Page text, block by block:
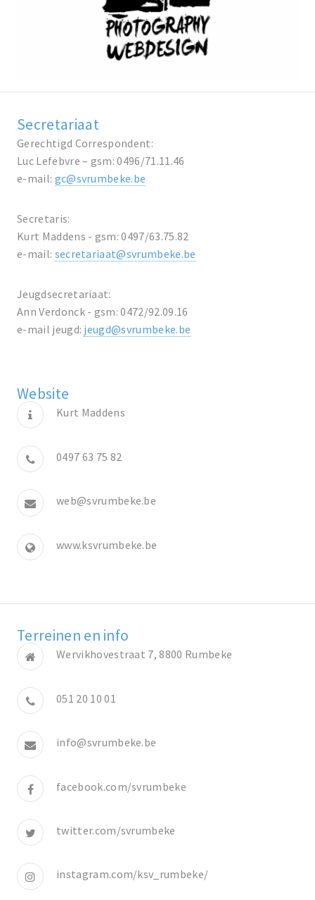
Secretariaat
Gerechtigd Correspondent:
Luc Lefebvre – gsm: 0496/71.11.46
e-mail: gc@svrumbeke.be
Secretaris:
Kurt Maddens - gsm: 0497/63.75.82
e-mail: secretariaat@svrumbeke.be
Jeugdsecretariaat:
Ann Verdonck - gsm: 0472/92.09.16
e-mail jeugd: jeugd@svrumbeke.be
Website
Kurt Maddens
0497 63 75 82
web@svrumbeke.be
www.ksvrumbeke.be
Terreinen en info
Wervikhovestraat 7, 8800 Rumbeke
051 20 10 01
info@svrumbeke.be
facebook.com/svrumbeke
twitter.com/svrumbeke
instagram.com/ksv_rumbeke/